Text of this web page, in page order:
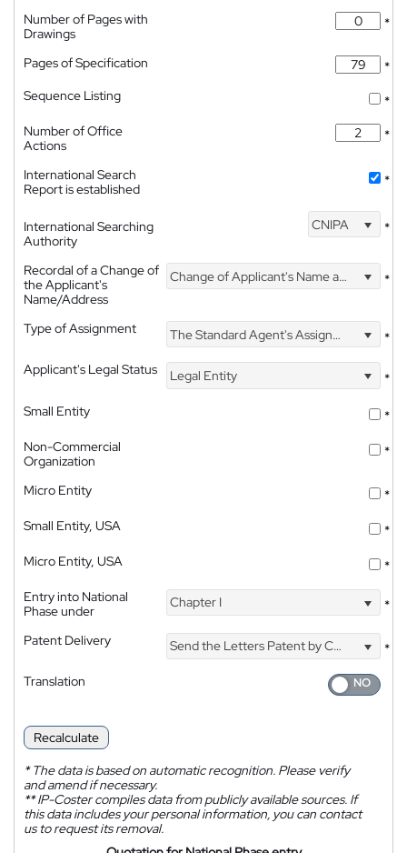
Number of Pages with
Drawings
*
Pages of Specification
*
Sequence Listing
*
Number of Office
Actions
*
International Search
Report is established
*
International Searching
Authority
CNIPA *
Recordal of a Change of
the Applicant's
Name/Address
Change of Applicant's Name and Address *
Type of Assignment The Standard Agent's Assignment
*
Applicant's Legal Status
Legal Entity
*
Small Entity
*
Non-Commercial
Organization
*
Micro Entity
*
Small Entity, USA
*
Micro Entity, USA
*
Entry into National
Phase under
Chapter I *
Patent Delivery Send the Letters Patent by Courier
*
Translation
Recalculate
*The data is based on automatic recognition. Please verify
and amend if necessary.
**IP-Coster compiles data from publicly available sources. If
this data includes your personal information, you can contact
us to request its removal.